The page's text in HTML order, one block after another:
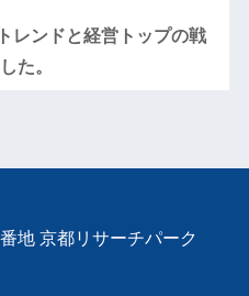
レンドと経営トップの戦
た。
地 京都リサーチパーク